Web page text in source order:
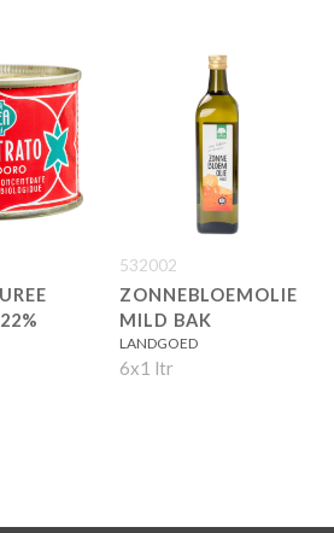
532002
ZONNEBLOEMOLIE
MILD BAK
LANDGOED
6x1 ltr